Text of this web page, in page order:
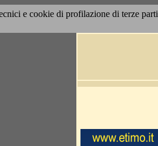
e cookie di profilazione di terze